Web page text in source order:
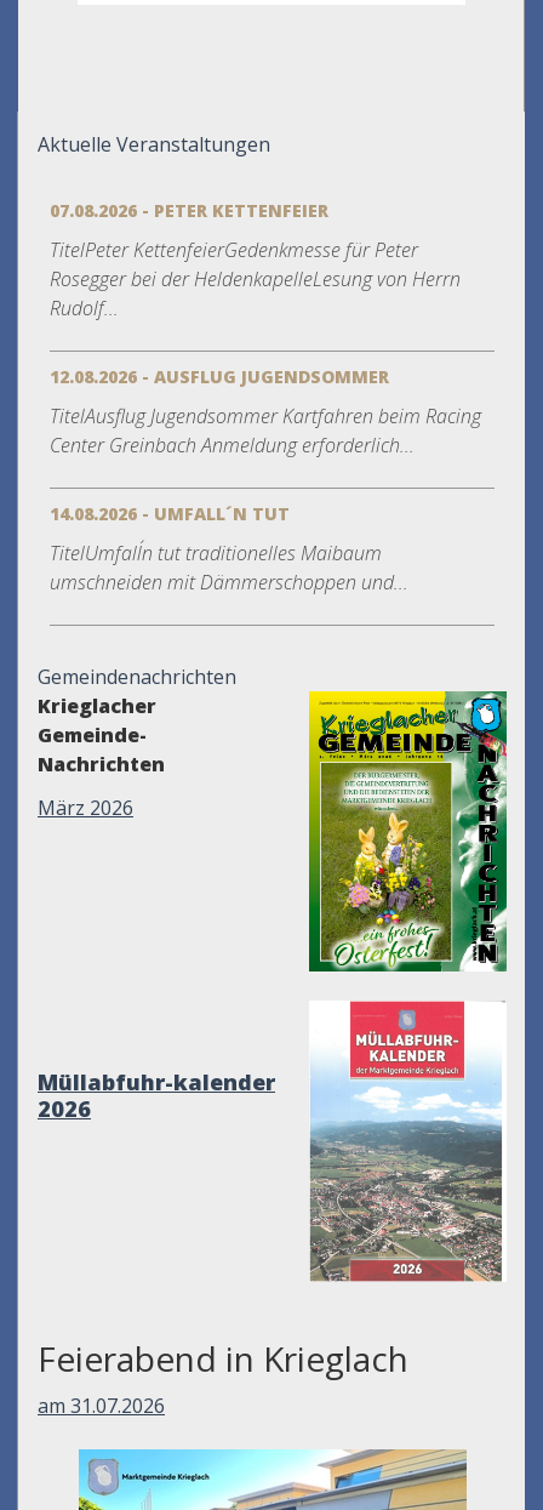
Aktuelle Veranstaltungen
07.08.2026 - PETER KETTENFEIER
TitelPeter KettenfeierGedenkmesse für Peter
Rosegger bei der HeldenkapelleLesung von Herrn
Rudolf...
12.08.2026 - AUSFLUG JUGENDSOMMER
TitelAusflug Jugendsommer Kartfahren beim Racing
Center Greinbach Anmeldung erforderlich...
14.08.2026 - UMFALL´N TUT
TitelUmfall´n tut traditionelles Maibaum
umschneiden mit Dämmerschoppen und...
Gemeindenachrichten
Krieglacher
Gemeinde-
Nachrichten
März 2026
Müllabfuhr-kalender
2026
Feierabend in Krieglach
am 31.07.2026